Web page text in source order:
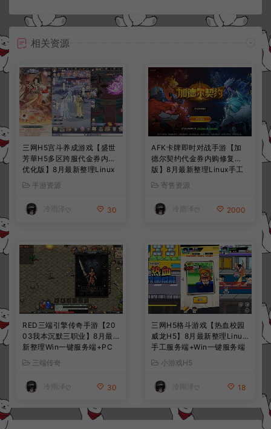
相关资源
三网H5宫斗养成游戏【盛世
芳華H5多区跨服代金券内购
优化版】8月最新整理Linux
手工服务端+CDK授权后台
+全资源安卓+详细搭建教程
+视频教程
手游资源
冷雨泽ღ 30
AFK卡牌即时对战手游【加
德尔契约代金券内购修复
版】8月最新整理Linux手工
服务端+前后端全套源码+CD
K授权后台+安卓苹果双端
+详细搭建教程+视频教程
寄售资源
冷雨泽ღ 2000
RED三端引擎传奇手游【20
03我本沉默三职业】8月最
新整理Win一键服务端+PC
安卓+详细搭建教程
三端传奇
冷雨泽ღ 30
三网H5格斗游戏【热血校园
威龙H5】8月最新整理Linux
手工服务端+Win一键服务端
+解压即玩+简易安卓客户端
+详细搭建教程
小游戏H5
冷雨泽ღ 18